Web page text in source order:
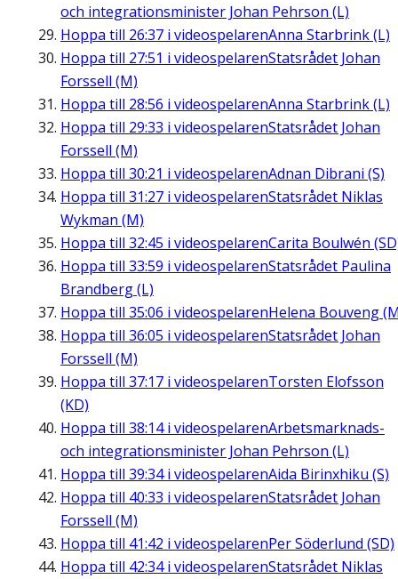
och integrationsminister Johan Pehrson (L)
Hoppa till 26:37 i videospelarenAnna Starbrink (L)
Hoppa till 27:51 i videospelarenStatsrådet Johan
Forssell (M)
Hoppa till 28:56 i videospelarenAnna Starbrink (L)
Hoppa till 29:33 i videospelarenStatsrådet Johan
Forssell (M)
Hoppa till 30:21 i videospelarenAdnan Dibrani (S)
Hoppa till 31:27 i videospelarenStatsrådet Niklas
Wykman (M)
Hoppa till 32:45 i videospelarenCarita Boulwén
Hoppa till 33:59 i videospelarenStatsrådet Paulina
Brandberg (L)
Hoppa till 35:06 i videospelarenHelena Bouveng
Hoppa till 36:05 i videospelarenStatsrådet Johan
Forssell (M)
Hoppa till 37:17 i videospelarenTorsten Elofsson
(KD)
Hoppa till 38:14i videospelarenArbetsmarknads-
och integrationsminister Johan Pehrson (L)
Hoppa till 39:34i videospelarenAida Birinxhiku (S)
Hoppa till 40:33 i videospelarenStatsrådet Johan
Forssell (M)
Hoppa till 41:42 i videospelarenPer Söderlund (SD)
Hoppa till 42:34i videospelarenStatsrådet Niklas